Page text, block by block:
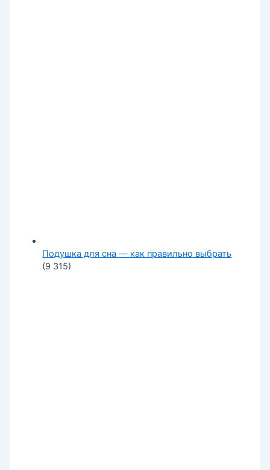
Подушка для сна — как правильно выбрать
(9 315)